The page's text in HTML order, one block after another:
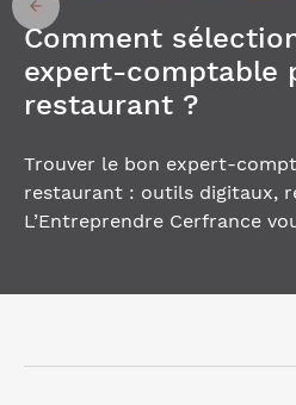
Comment
expert-comptable
restaurant ?
Trouver le bon expert-
restaurant : outils digitaux,
L’Entreprendre Cerfrance